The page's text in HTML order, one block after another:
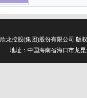
欣龙控股(集团)股份有限公司
地址：中国海南省海口市龙